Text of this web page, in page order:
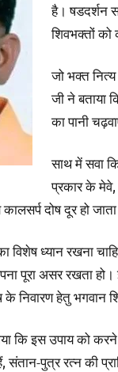
है। षडदर्शन
शिवभक्तों को
जो भक्त
जी ने बताया
का पानी
साथ में सवा
प्रकार के
दोष दूर हो
विशेष ध्यान रखना
पूरा असर रखता हो।
के निवारण हेतु भगवान
कि इस उपाय को
संतान-पुत्र रत्न की